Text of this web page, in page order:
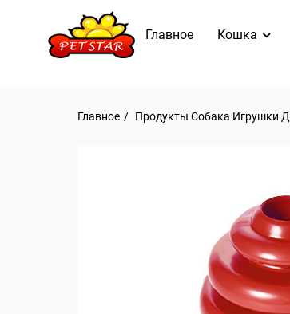
Главное Кошка
Главное Продукты Собака Игрушки